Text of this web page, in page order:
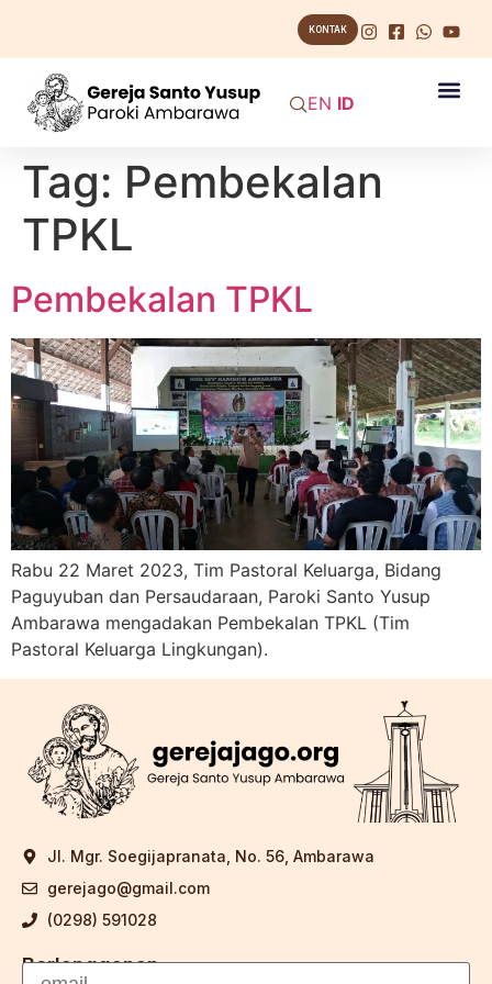
KONTAK
EN ID
Tag: Pembekalan
TPKL
Pembekalan TPKL
Rabu 22 Maret 2023, Tim Pastoral Keluarga, Bidang
Paguyuban dan Persaudaraan, Paroki Santo Yusup
Ambarawa mengadakan Pembekalan TPKL (Tim
Pastoral Keluarga Lingkungan).
Jl. Mgr. Soegijapranata, No. 56, Ambarawa
gerejago@gmail.com
(0298) 591028
Berlangganan